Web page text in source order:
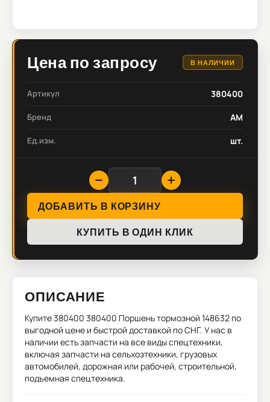
Цена по запросу В НАЛИЧИИ
Артикул 380400
Бренд AM
Ед.изм. шт.
ДОБАВИТЬ В КОРЗИНУ
КУПИТЬ В ОДИН КЛИК
ОПИСАНИЕ
Купите380400 380400 Поршень тормозной 148632 по
выгодной цене и быстрой доставкой по СНГ. У нас в
наличии есть запчасти на все виды спецтехники,
включая запчасти на сельхозтехники, грузовых
автомобилей, дорожная или рабочей, строительной,
подъемная спецтехника.